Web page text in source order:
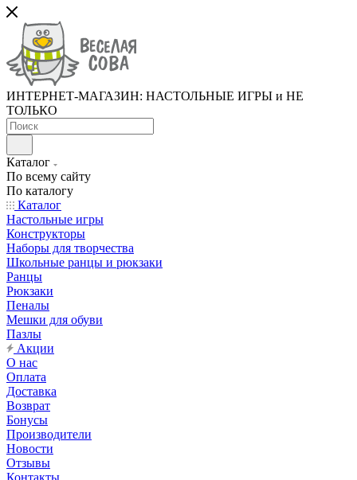
ИНТЕРНЕТ-МАГАЗИН: НАСТОЛЬНЫЕ ИГРЫ и НЕ
ТОЛЬКО
Каталог
По всему сайту
По каталогу
Каталог
Настольные игры
Конструкторы
Наборы для творчества
Школьные ранцы и рюкзаки
Ранцы
Рюкзаки
Пеналы
Мешки для обуви
Пазлы
Акции
О нас
Оплата
Доставка
Возврат
Бонусы
Производители
Новости
Отзывы
Контакты